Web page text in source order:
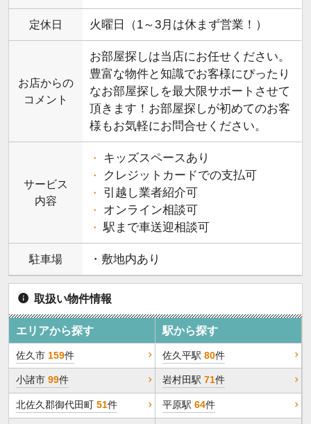
定休日 火曜日（1～3月は休まず営業！）
お店からの
コメント
お部屋探しは当店にお任せください。
豊富な物件と知識でお客様にぴったり
なお部屋探しを最大限サポートさせて
頂きます！お部屋探しが初めてのお客
様もお気軽にお問合せください。
サービス
内容
キッズスペースあり
クレジットカードでの支払可
引越し業者紹介可
オンライン相談可
駅まで車送迎相談可
駐車場 ・敷地内あり
取扱い物件情報
エリアから探す
佐久市 159件
小諸市 99件
北佐久郡御代田町 51件
駅から探す
佐久平駅 80件
岩村田駅 71件
平原駅 64件